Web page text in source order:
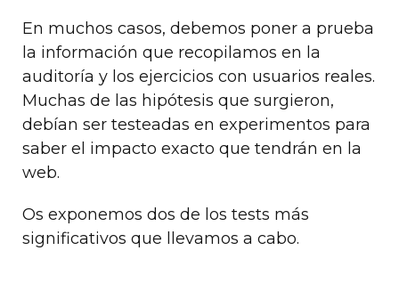
En muchos casos, debemos poner a prueba
la información que recopilamos en la
auditoría y los ejercicios con usuarios reales.
Muchas de las hipótesis que surgieron,
debían ser testeadas en experimentos para
saber el impacto exacto que tendrán en la
web.
Os exponemos dos de los tests más
significativos que llevamos a cabo.